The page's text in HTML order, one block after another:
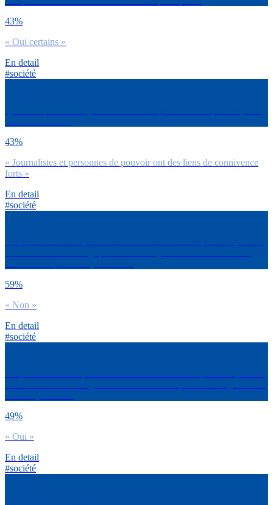
43%
« Oui certains »
En detail
#société
43%
« Journalistes et personnes de pouvoir ont des liens de connivence
forts »
En detail
#société
59%
« Non »
En detail
#société
49%
« Oui »
En detail
#société